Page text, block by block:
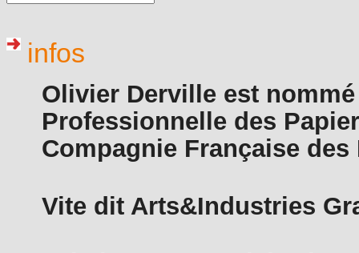
infos
Olivier Derville est
Professionnelle des
Compagnie Française des
Vite dit Arts&Industries